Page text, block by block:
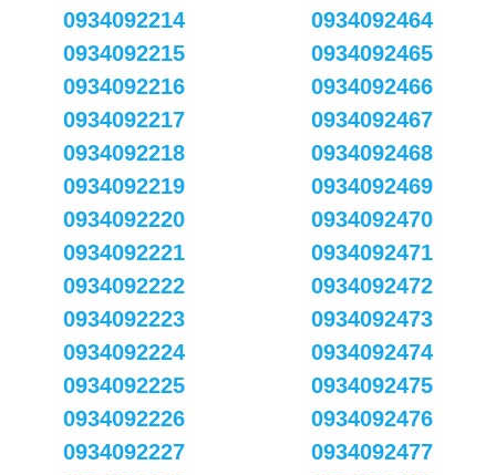
0934092214
0934092215
0934092216
0934092217
0934092218
0934092219
0934092220
0934092221
0934092222
0934092223
0934092224
0934092225
0934092226
0934092227
0934092464
0934092465
0934092466
0934092467
0934092468
0934092469
0934092470
0934092471
0934092472
0934092473
0934092474
0934092475
0934092476
0934092477